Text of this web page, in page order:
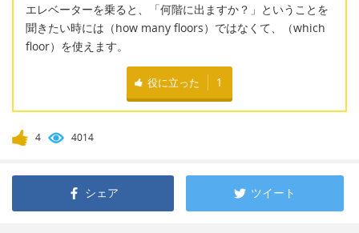
エレベーターを乗ると、「何階に出ますか？」ということを
聞きたい時には（how many floors）ではなくて、（which
floor）を使えます。
役に立った 1
4 4014
シェア ツイート